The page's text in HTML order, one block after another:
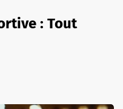
: Tout